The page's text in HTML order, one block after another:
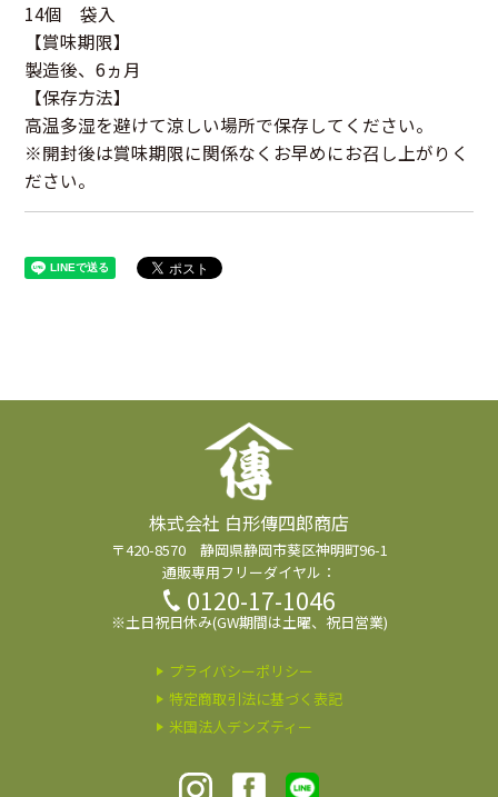
14個 袋入
【賞味期限】
製造後、6ヵ月
【保存方法】
高温多湿を避けて涼しい場所で保存してください。
※開封後は賞味期限に関係なくお早めにお召し上がりく
ださい。
株式会社 白形傳四郎商店
〒420-8570 静岡県静岡市葵区神明町96-1
通販専用フリーダイヤル：
0120-17-1046
※土日祝日休み(GW期間は土曜、祝日営業)
プライバシーポリシー
特定商取引法に基づく表記
米国法人デンズティー